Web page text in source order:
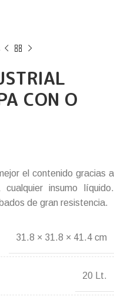
CON O
el contenido gracias a
insumo líquido.
de gran resistencia.
31.8 × 31.8 × 41.4 cm
20 Lt.